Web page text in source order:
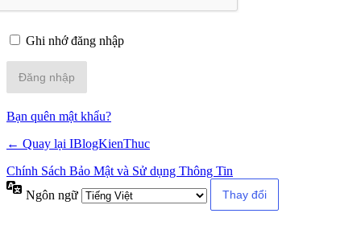
Ghi nhớ đăng nhập
Alternative:
Bạn quên mật khẩu?
← Quay lại IBlogKienThuc
Chính Sách Bảo Mật và Sử dụng Thông Tin
Ngôn ngữ